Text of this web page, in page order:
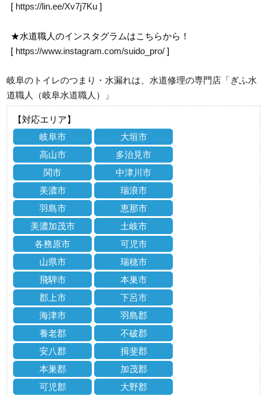
[ https://lin.ee/Xv7j7Ku ]
★水道職人のインスタグラムはこちらから！
[ https://www.instagram.com/suido_pro/ ]
岐阜のトイレのつまり・水漏れは、水道修理の専門店「ぎふ水
道職人（岐阜水道職人）」
【対応エリア】
岐阜市
大垣市
高山市
多治見市
関市
中津川市
美濃市
瑞浪市
羽島市
恵那市
美濃加茂市
土岐市
各務原市
可児市
山県市
瑞穂市
飛騨市
本巣市
郡上市
下呂市
海津市
羽島郡
養老郡
不破郡
安八郡
揖斐郡
本巣郡
加茂郡
可児郡
大野郡